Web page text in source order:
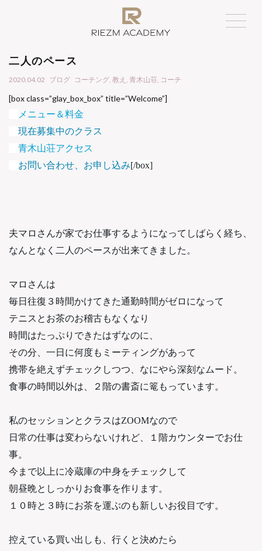
二人のペース
2020.04.02 ブログ コーチング, 教え , 青木山荘, コーチ
[box class=”glay_box_box” title=”Welcome”]
メニュー＆料金
現在募集中のクラス
青木山荘アクセス
お問い合わせ、お申し込み[/box]
夫マロさんが家でお仕事するようになってしばらく経ち、
なんとなく二人のペースが出来てきました。
マロさんは
毎日往復３時間かけてきた通勤時間がゼロになって
テニスとお茶のお稽古もなくなり
時間はたっぷりできたはずなのに、
その分、一日に何度もミーティングがあって
携帯を絶えずチェックしつつ、なにやら深刻なムード。
食事の時間以外は、２階の書斎に篭もっています。
私のセッションとクラスはZOOMなので
日常の仕事は変わらないけれど、１階カウンターでお仕
事。
今まで以上に冷蔵庫の中身をチェックして
朝昼晩としっかりお食事を作ります。
１０時と３時にお茶を運ぶのも新しいお役目です。
控えている買い出しも、行くと決めたら